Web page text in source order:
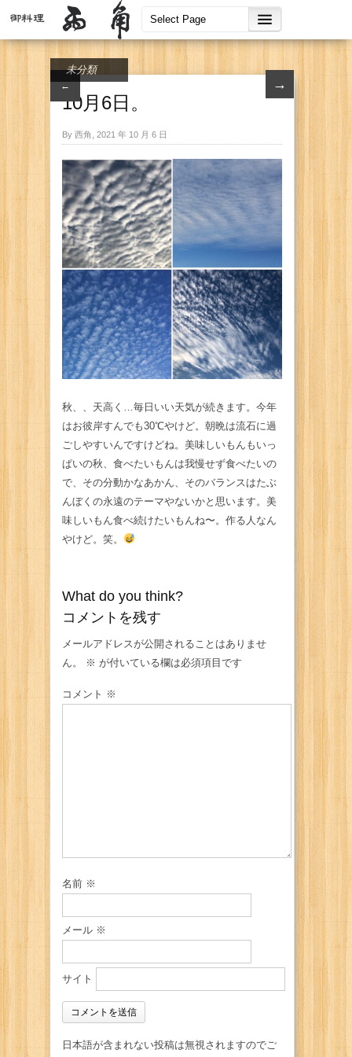
← →
未分類
10月6日。
By 西角, 2021 年 10 月 6 日
秋、、天高く…毎日いい天気が続きます。今年
はお彼岸すんでも30℃やけど。朝晩は流石に過
ごしやすいんですけどね。美味しいもんもいっ
ぱいの秋、食べたいもんは我慢せず食べたいの
で、その分動かなあかん、そのバランスはたぶ
んぼくの永遠のテーマやないかと思います。美
味しいもん食べ続けたいもんね〜。作る人なん
やけど。笑。
What do you think?
コメントを残す
メールアドレスが公開されることはありませ
ん。
※ が付いている欄は必須項目です
コメント ※
名前 ※
メール ※
サイト
日本語が含まれない投稿は無視されますのでご